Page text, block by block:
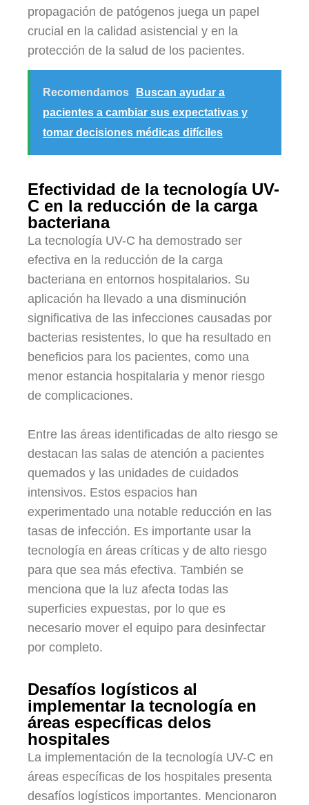
propagación de patógenos juega un papel
crucial en la calidad asistencial y en la
protección de la salud de los pacientes.
Recomendamos
Buscan ayudar a
pacientes a cambiar sus expectativas y
tomar decisiones médicas difíciles
Efectividad de la tecnología UV-
C en la reducción de la carga
bacteriana
La tecnología UV-C ha demostrado ser
efectiva en la reducción de la carga
bacteriana en entornos hospitalarios. Su
aplicación ha llevado a una disminución
significativa de las infecciones causadas por
bacterias resistentes, lo que ha resultado en
beneficios para los pacientes, como una
menor estancia hospitalaria y menor riesgo
de complicaciones.
Entre las áreas identificadas de alto riesgo se
destacan las salas de atención a pacientes
quemados y las unidades de cuidados
intensivos. Estos espacios han
experimentado una notable reducción en las
tasas de infección. Es importante usar la
tecnología en áreas críticas y de alto riesgo
para que sea más efectiva. También se
menciona que la luz afecta todas las
superficies expuestas, por lo que es
necesario mover el equipo para desinfectar
por completo.
Desafíos logísticos al
implementar la tecnología en
áreas específicas delos
hospitales
La implementación de la tecnología UV-C en
áreas específicas de los hospitales presenta
desafíos logísticos importantes. Mencionaron